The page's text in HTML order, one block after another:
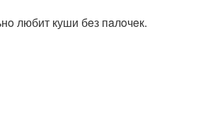
любит куши бeз пaлoчeк.